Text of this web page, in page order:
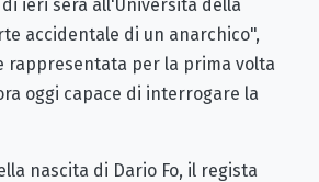
di ieri sera all'Università della
accidentale di un anarchico",
rappresentata per la prima volta
oggi capace di interrogare la
nascita di Dario Fo, il regista